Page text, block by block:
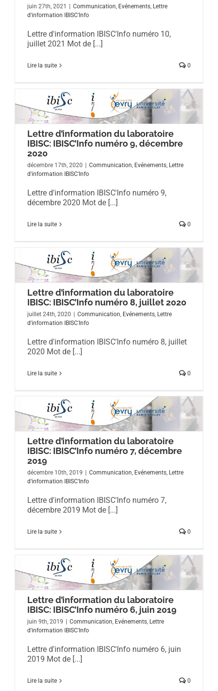
juin 27th, 2021 | Communication Evénements Lettre
d'information IBISC'Info
Lettre d'information IBISC'Info numéro 10,
juillet 2021 Mot de [...]
Lire la suite 0
Lettre d’information du laboratoire
IBISC: IBISC’Info numéro 9, décembre
2020
décembre 17th, 2020 | Communication Evénements Lettre
d'information IBISC'Info
Lettre d'information IBISC'Info numéro 9,
décembre 2020 Mot de [...]
Lire la suite 0
Lettre d’information du laboratoire
IBISC: IBISC’Info numéro 8, juillet 2020
juillet 24th, 2020 | Communication Evénements Lettre
d'information IBISC'Info
Lettre d'information IBISC'Info numéro 8, juillet
2020 Mot de [...]
Lire la suite 0
Lettre d’information du laboratoire
IBISC: IBISC’Info numéro 7, décembre
2019
décembre 10th, 2019 | Communication Evénements Lettre
d'information IBISC'Info
Lettre d'information IBISC'Info numéro 7,
décembre 2019 Mot de [...]
Lire la suite 0
Lettre d’information du laboratoire
IBISC: IBISC’Info numéro 6, juin 2019
juin 9th, 2019 | Communication Evénements Lettre
d'information IBISC'Info
Lettre d'information IBISC'Info numéro 6, juin
2019 Mot de [...]
Lire la suite 0